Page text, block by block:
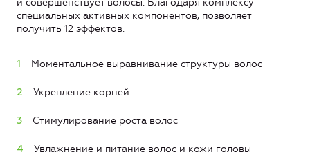
и совершенствует волосы. Благодаря комплексу
специальных активных компонентов, позволяет
получить 12 эффектов:
Моментальное выравнивание структуры волос
Укрепление корней
Стимулирование роста волос
Увлажнение и питание волос и кожи головы